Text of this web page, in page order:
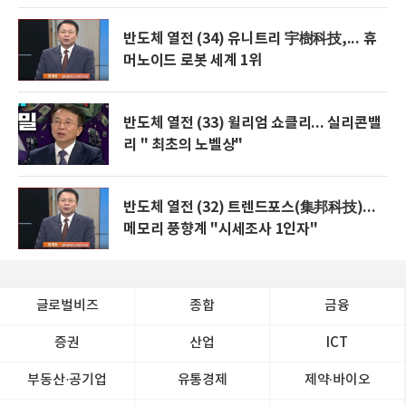
반도체 열전 (34) 유니트리 宇樹科技,... 휴
머노이드 로봇 세계 1위
반도체 열전 (33) 윌리엄 쇼클리... 실리콘밸
리 " 최초의 노벨상"
반도체 열전 (32) 트렌드포스(集邦科技)...
메모리 풍향계 "시세조사 1인자"
글로벌비즈 종합 금융
증권 산업 ICT
부동산·공기업 유통경제 제약∙바이오